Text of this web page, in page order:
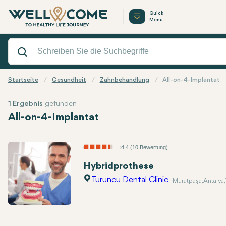
Quick
Menü
Startseite Gesundheit Zahnbehandlung All-on-4-Implantat
All-on-4-Implantat
1 Ergebnis gefunden
4.4 (10 Bewertung)
Hybridprothese
Turuncu Dental Clinic Muratpaşa, Antalya,